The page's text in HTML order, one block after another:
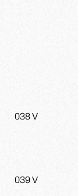
038 V
039 V